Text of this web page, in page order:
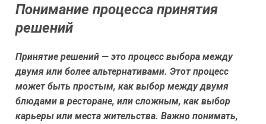
Понимание процесса принятия
решений
Принятие решений — это процесс выбора между
двумя или более альтернативами. Этот процесс
может быть простым, как выбор между двумя
блюдами в ресторане, или сложным, как выбор
карьеры или места жительства. Важно понимать,